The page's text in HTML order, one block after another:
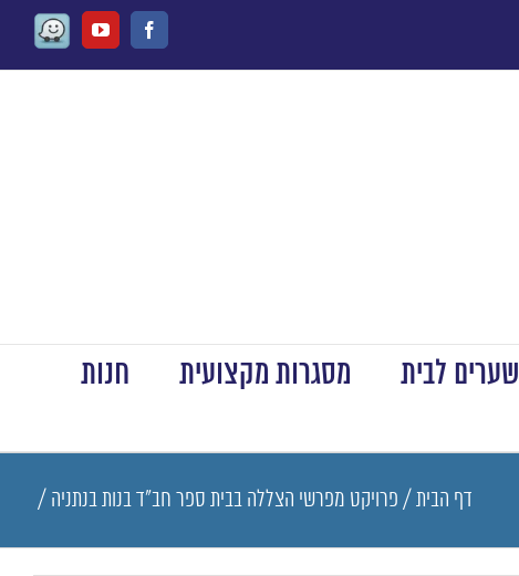
Facebook
Youtube
Waze
שערים לבית מסגרות מקצועית
חנות
דף הבית / פרויקט מפרשי הצללה בבית ספר חב"ד בנות בנתניה /